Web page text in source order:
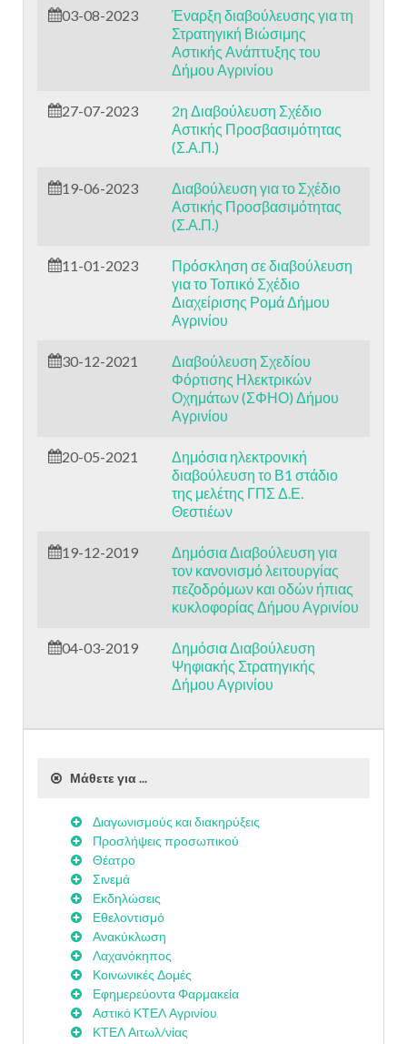
03-08-2023
Έναρξη διαβούλευσης για τη
Στρατηγική Βιώσιμης
Αστικής Ανάπτυξης του
Δήμου Αγρινίου
27-07-2023
2η Διαβούλευση Σχέδιο
Αστικής Προσβασιμότητας
(Σ.Α.Π.)
19-06-2023
Διαβούλευση για το Σχέδιο
Αστικής Προσβασιμότητας
(Σ.Α.Π.)
11-01-2023
Πρόσκληση σε διαβούλευση
για το Τοπικό Σχέδιο
Διαχείρισης Ρομά Δήμου
Αγρινίου
30-12-2021
Διαβούλευση Σχεδίου
Φόρτισης Ηλεκτρικών
Οχημάτων (ΣΦΗΟ) Δήμου
Αγρινίου
20-05-2021
Δημόσια ηλεκτρονική
διαβούλευση το Β1 στάδιο
της μελέτης ΓΠΣ Δ.Ε.
Θεστιέων
19-12-2019
Δημόσια Διαβούλευση για
τον κανονισμό λειτουργίας
πεζοδρόμων και οδών ήπιας
κυκλοφορίας Δήμου Αγρινίου
04-03-2019
Δημόσια Διαβούλευση
Ψηφιακής Στρατηγικής
Δήμου Αγρινίου
Μάθετε για ...
Διαγωνισμούς και διακηρύξεις
Προσλήψεις προσωπικού
Θέατρο
Σινεμά
Εκδηλώσεις
Εθελοντισμό
Ανακύκλωση
Λαχανόκηπος
Κοινωνικές Δομές
Εφημερεύοντα Φαρμακεία
Αστικό ΚΤΕΛ Αγρινίου
ΚΤΕΛ Αιτωλ/νίας